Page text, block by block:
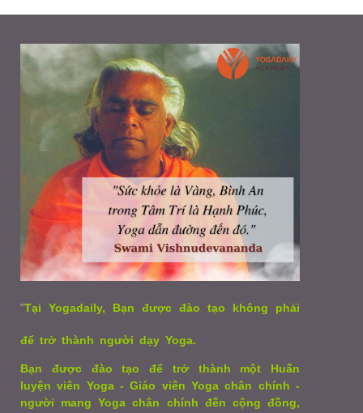
"Tại Yogadaily, Bạn được đào tạo không phải
để trở thành người dạy Yoga.
Bạn được đào tạo để trở thành một Huấn
luyện viên Yoga - Giáo viên Yoga chân chính -
người mang Yoga chân chính đến cộng đồng,